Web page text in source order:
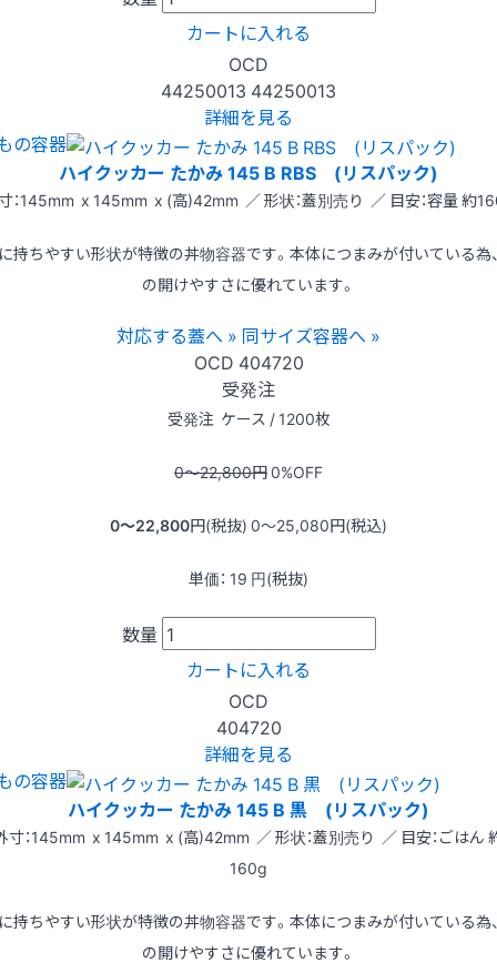
カートに入れる
OCD
44250013 44250013
詳細を見る
の容器
ハイクッカー たかみ 145 B RBS (リスパック)
：145mm x 145mm x (高)42mm ／ 形状：蓋別売り ／ 目安：容量 約
持ちやすい形状が特徴の丼物容器です。本体につまみが付いている為
の開けやすさに優れています。
対応する蓋へ » 同サイズ容器へ »
OCD 404720
受発注
受発注 ケース / 1200枚
0〜22,800円0%OFF
0〜22,800円(税抜) 0〜25,080円(税込)
単価： 19 円(税抜)
数量
カートに入れる
OCD
404720
詳細を見る
の容器
ハイクッカー たかみ 145 B 黒 (リスパック)
寸：145mm x 145mm x (高)42mm ／ 形状：蓋別売り ／ 目安：ごはん
160g
持ちやすい形状が特徴の丼物容器です。本体につまみが付いている為
の開けやすさに優れています。